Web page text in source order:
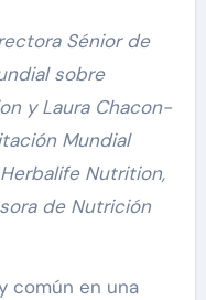
sobre
y Laura Chacon-
Mundial
Nutrition,
de Nutrición
común en una